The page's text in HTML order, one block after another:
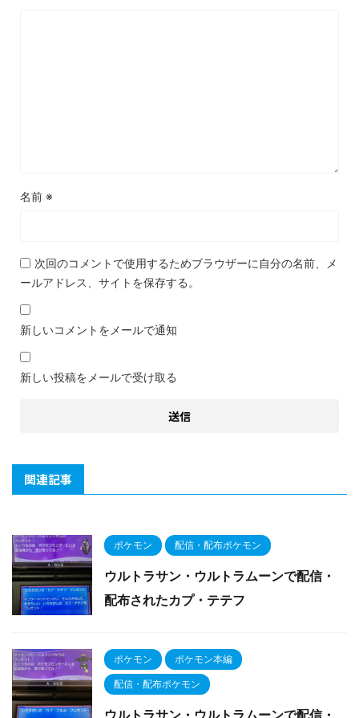
名前 ※
次回のコメントで使用するためブラウザーに自分の名前、メ
ールアドレス、サイトを保存する。
新しいコメントをメールで通知
新しい投稿をメールで受け取る
関連記事
ポケモン 配信・配布ポケモン
ウルトラサン・ウルトラムーンで配信・
配布されたカプ・テテフ
ポケモン ポケモン本編
配信・配布ポケモン
ウルトラサン・ウルトラムーンで配信・